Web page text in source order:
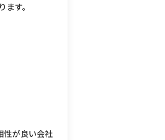
す。
性が良い会社